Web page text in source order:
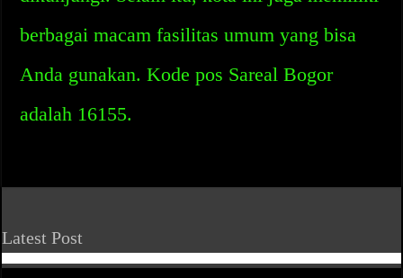
berbagai macam fasilitas umum yang bisa
Anda gunakan. Kode pos Sareal Bogor
adalah 16155.
Latest Post